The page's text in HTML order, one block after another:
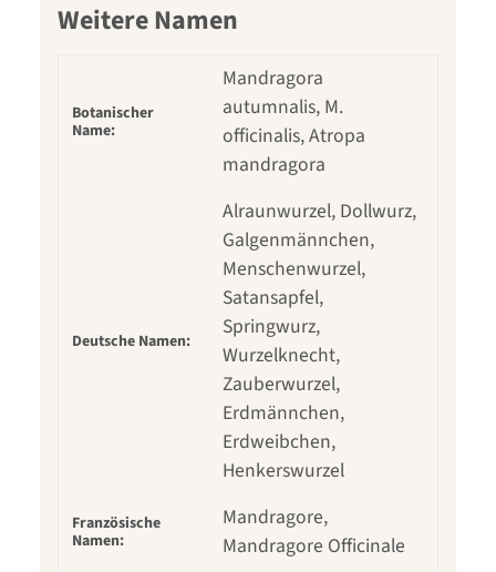
Weitere Namen
Botanischer
Name:
Mandragora
autumnalis, M.
officinalis, Atropa
mandragora
Deutsche Namen:
Alraunwurzel, Dollwurz,
Galgenmännchen,
Menschenwurzel,
Satansapfel,
Springwurz,
Wurzelknecht,
Zauberwurzel,
Erdmännchen,
Erdweibchen,
Henkerswurzel
Französische
Namen:
Mandragore,
Mandragore Officinale